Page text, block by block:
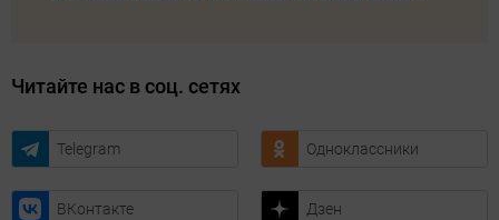
Читайте нас в соц. сетях
Telegram Одноклассники
ВКонтакте Дзен